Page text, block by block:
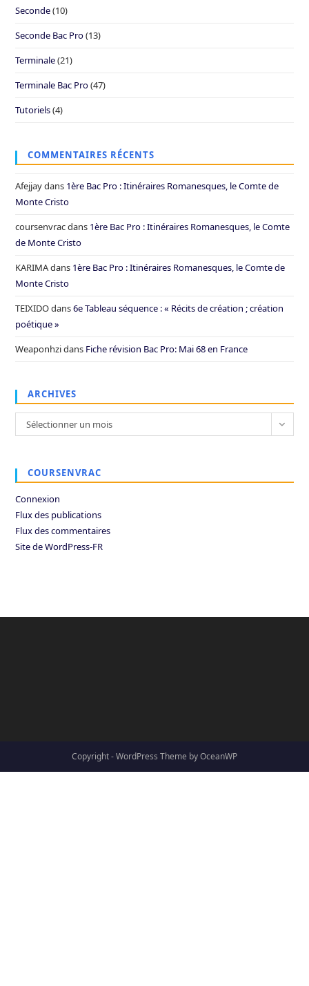
Seconde(10)
Seconde Bac Pro(13)
Terminale(21)
Terminale Bac Pro(47)
Tutoriels(4)
COMMENTAIRES RÉCENTS
Afejjaydans 1ère Bac Pro : Itinéraires Romanesques, le Comte de
Monte Cristo
coursenvracdans 1ère Bac Pro : Itinéraires Romanesques, le Comte
de Monte Cristo
KARIMAdans 1ère Bac Pro : Itinéraires Romanesques, le Comte de
Monte Cristo
TEIXIDOdans6e Tableau séquence : « Récits de création ; création
poétique »
Weaponhzidans Fiche révision Bac Pro: Mai 68 en France
ARCHIVES
Archives
Sélectionner un mois
COURSENVRAC
Connexion
Flux des publications
Flux des commentaires
Site de WordPress-FR
Copyright - WordPress Theme by OceanWP